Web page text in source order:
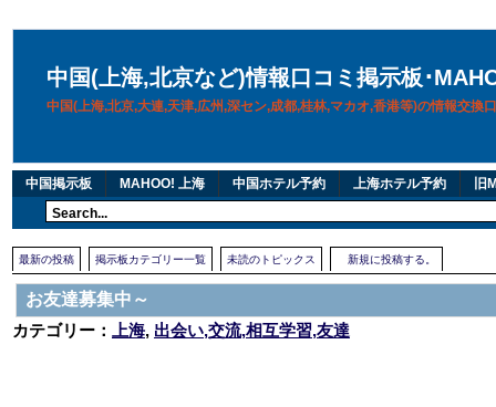
中国(上海,北京など)情報口コミ掲示板･
中国(上海,北京,大連,天津,広州,深セン,成都,桂林,マカオ,香港等)の情報交換
中国掲示板 MAHOO! 上海 中国ホテル予約 上海ホテル予約 旧
最新の投稿 掲示板カテゴリー一覧 未読のトピックス 新規に投稿する。
お友達募集中～
カテゴリー：
上海, 出会い,交流,相互学習,友達